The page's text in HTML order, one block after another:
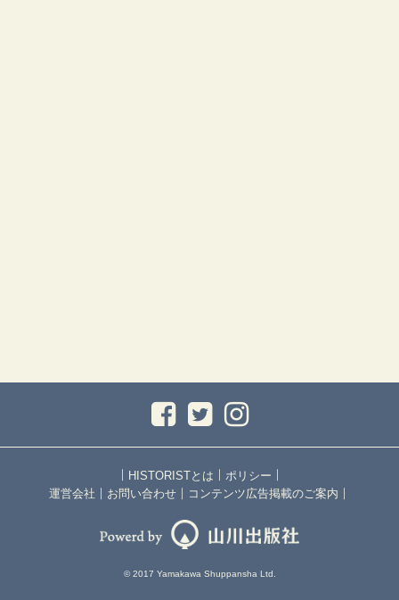
｜ HISTORISTとは ｜ ポリシー ｜
運営会社 ｜ お問い合わせ ｜ コンテンツ広告掲載のご案内 ｜
© 2017 Yamakawa Shuppansha Ltd.